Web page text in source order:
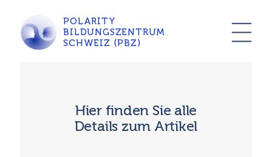
POLARITY
BILDUNGSZENTRUM
SCHWEIZ (PBZ)
Hier finden Sie alle
Details zum Artikel